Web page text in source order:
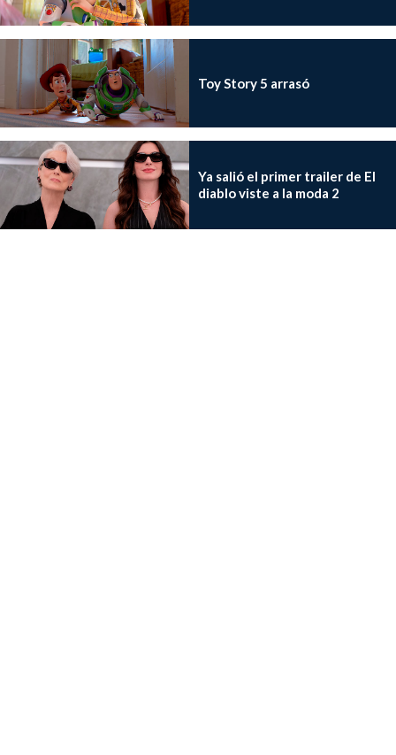
Toy Story 5 arrasó
Ya salió el primer trailer de El
diablo viste a la moda 2